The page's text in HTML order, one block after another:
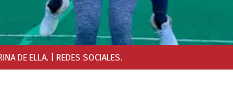
DE ELLA. | REDES SOCIALES.